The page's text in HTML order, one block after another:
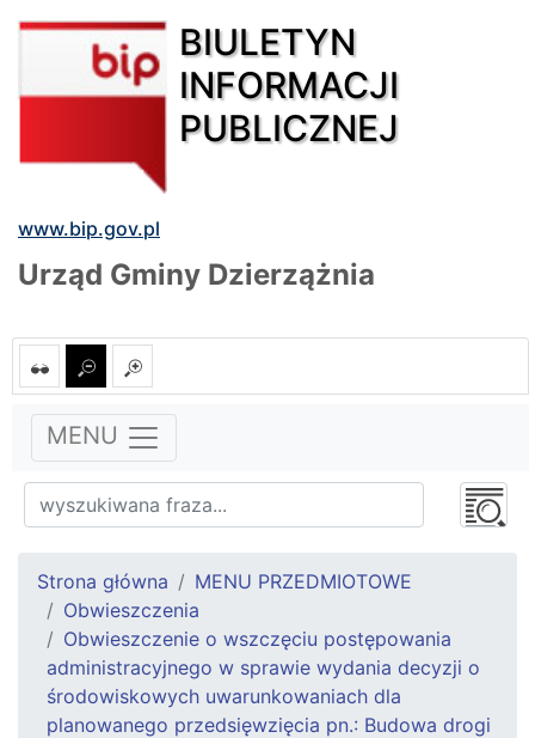
BIULETYN
INFORMACJI
PUBLICZNEJ
www.bip.gov.pl
Urząd Gminy Dzierzążnia
MENU
Strona główna
MENU PRZEDMIOTOWE
Obwieszczenia
Obwieszczenie o wszczęciu postępowania
administracyjnego w sprawie wydania decyzji o
środowiskowych uwarunkowaniach dla
planowanego przedsięwzięcia pn.: Budowa drogi